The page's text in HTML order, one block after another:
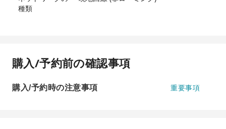
種類
購入/予約前の確認事項
購入/予約時の注意事項 重要事項